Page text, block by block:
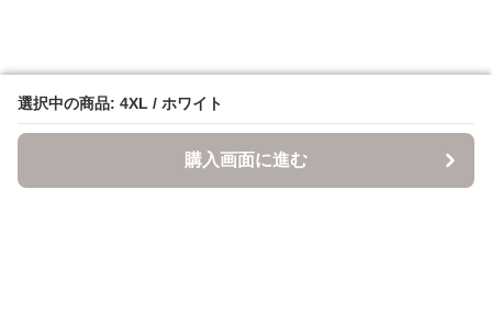
選択中の商品: 4XL / ホワイト
購入画面に進む
選択中の商品: 4XL / ホワイト
購入画面に進む